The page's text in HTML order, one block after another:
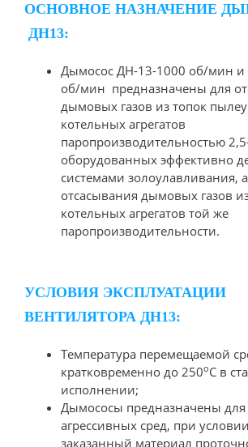
ОСНОВНОЕ НАЗНАЧЕНИЕ
ДН13:
Дымосос ДН-13-1000 об/мин и
об/мин предназначены для
дымовых газов из топок
котельных агрегатов
паропроизводительностью
оборудованных эффективно
системами золоулавливания,
отсасывания дымовых газов
котельных агрегатов той же
паропроизводительности.
УСЛОВИЯ ЭКСПЛУАТАЦИИ
ВЕНТИЛЯТОРА ДН13:
Температура перемещаемой
кратковременно до 250оС в
исполнении;
Дымососы предназначены
агрессивных сред, при
заказанный материал